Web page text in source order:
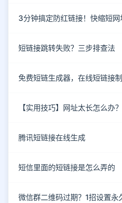
短链接跳转失败？三步排查法
免费短链生成器，在线短链接
【实用技巧】网址太长怎么办
腾讯短链接在线生成
短信里面的短链接是怎么弄的
微信群二维码过期？1招设置永